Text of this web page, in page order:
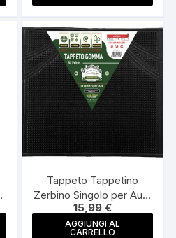
Tappeto Tappetino
Zerbino Singolo per Auto
in Gomma Sir Points
Made Italy
15,99€
AGGIUNGI AL
CARRELLO